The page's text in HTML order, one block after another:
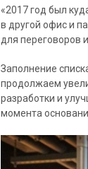
«2017 год был
в другой офис и
для переговоров
Заполнение
продолжаем
разработки и
момента